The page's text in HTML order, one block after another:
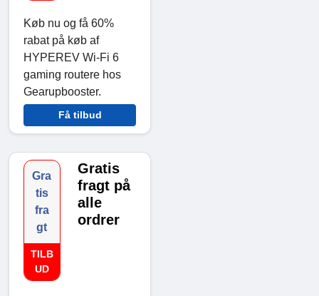
Køb nu og få 60%
rabat på køb af
HYPEREV Wi-Fi 6
gaming routere hos
Gearupbooster.
Få tilbud
Gra
tis
fra
gt
TILB
UD
Gratis
fragt på
alle
ordrer